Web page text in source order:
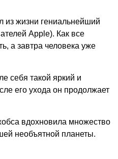
из жизни гениальнейший
Apple). Как все
а завтра человека уже
себя такой яркий и
его ухода он продолжает
вдохновила множество
необъятной планеты.